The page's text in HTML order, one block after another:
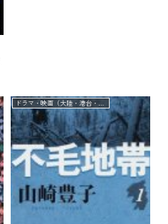
ドラマ・映画（大陸・港台・華流）